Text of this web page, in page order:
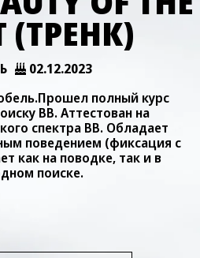
(ТРЕНК)
02.12.2023
полный курс
ВВ. Аттестован на
спектра ВВ. Обладает
поведением (фиксация с
как на поводке, так и в
поиске.